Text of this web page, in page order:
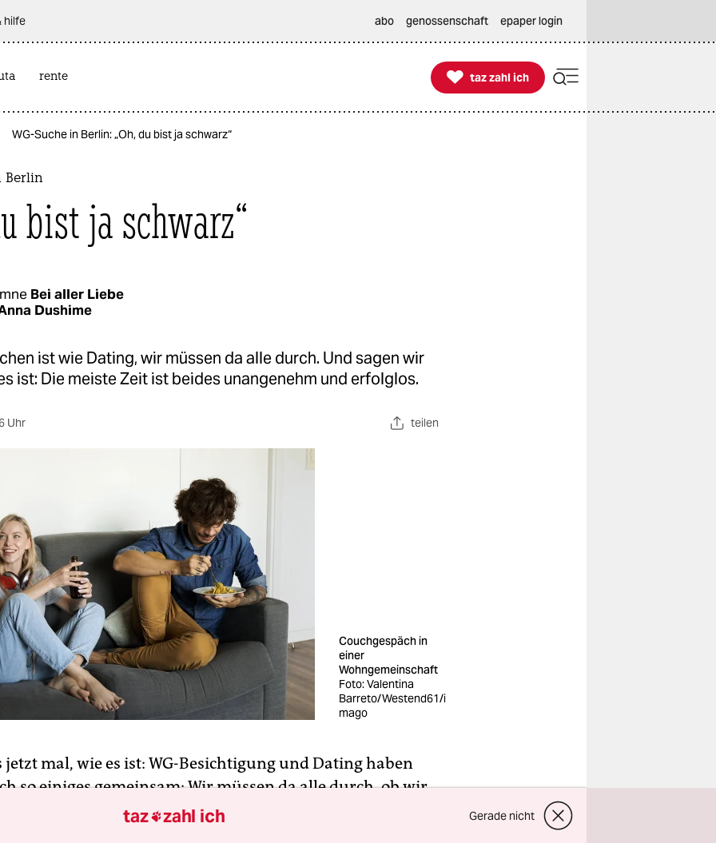
hilfe abo genossenschaft epaper login
rente 
taz zahl ich
taz zahl ich
WG-Suche in Berlin: „Oh, du bist ja schwarz“
Berlin
bist ja schwarz“
Bei aller Liebe
Dushime
ist wie Dating, wir müssen da alle durch. Und sagen wir
ist: Die meiste Zeit ist beides unangenehm und erfolglos.
Uhr teilen
Couchgespäch in
einer
Wohngemeinschaft
Foto: Valentina
Barreto/Westend61/i
mago
jetzt mal, wie es ist: WG-Besichtigung und Dating haben
so einiges gemeinsam: Wir müssen da alle durch, ob wir
taz zahl ich Gerade nicht